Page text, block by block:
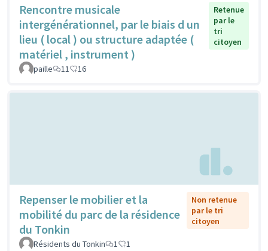
Rencontre musicale
intergénérationnel, par le biais d un
lieu ( local ) ou structure adaptée (
matériel , instrument )
Retenue
par le
tri
citoyen
paille 11 16
Repenser le mobilier et la
mobilité du parc de la résidence
du Tonkin
Non retenue
par le tri
citoyen
Résidents du Tonkin 1 1